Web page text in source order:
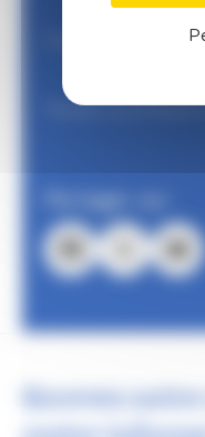
Trouver une formation
Trouver un
X
Recevez